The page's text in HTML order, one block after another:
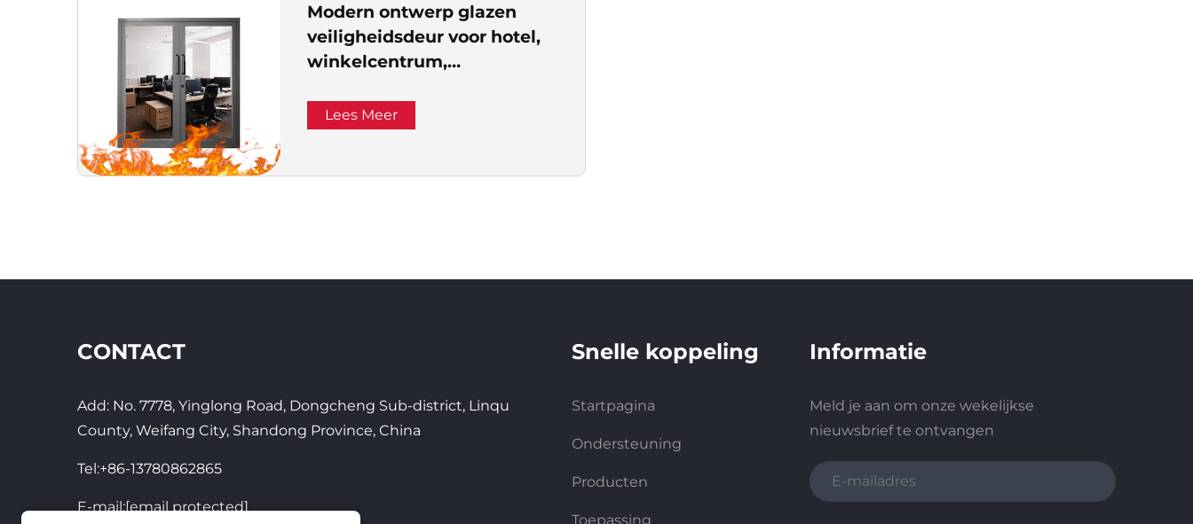
Modern ontwerp glazen
veiligheidsdeur voor hotel,
winkelcentrum,
interne brandwerende
afgewerkte oppervlakte
Lees Meer
CONTACT
Add: No. 7778, Yinglong Road, Dongcheng Sub-district, Linqu
County, Weifang City, Shandong Province, China
Tel:+86-13780862865
E-mail:[email protected]
Snelle koppeling
Startpagina
Ondersteuning
Producten
Toepassing
Informatie
Meld je aan om onze wekelijkse
nieuwsbrief te ontvangen